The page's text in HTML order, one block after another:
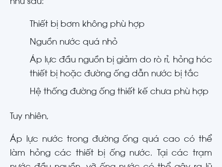
như sau:
Thiết bị bơm không phù hợp
Nguồn nước quá nhỏ
Áp lực đầu nguồn bị giảm do rò rỉ, hỏng hóc
thiết bị hoặc đường ống dẫn nước bị tắc
Hệ thống đường ống thiết kế chưa phù hợp
Tuy nhiên,
Áp lực nước trong đường ống quá cao có thể
làm hỏng các thiết bị ống nước. Tại các trạm